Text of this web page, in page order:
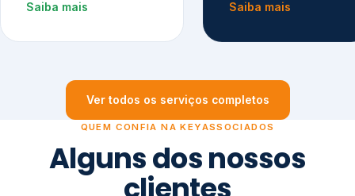
Saiba mais
Saiba mais
Ver todos os serviços completos
QUEM CONFIA NA KEYASSOCIADOS
Alguns dos nossos